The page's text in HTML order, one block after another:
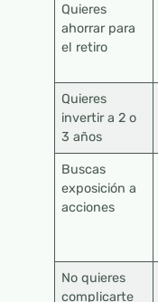
Quieres
ahorrar para
el retiro
Quieres
invertir a 2 o
3 años
Buscas
exposición a
acciones
No quieres
complicarte